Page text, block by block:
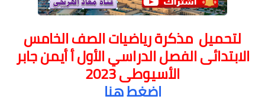
لتحميل مذكرة رياضيات الصف الخامس
الابتدائى الفصل الدراسي الأول أ أيمن جابر
الأسيوطى 2023
اضغط هنا